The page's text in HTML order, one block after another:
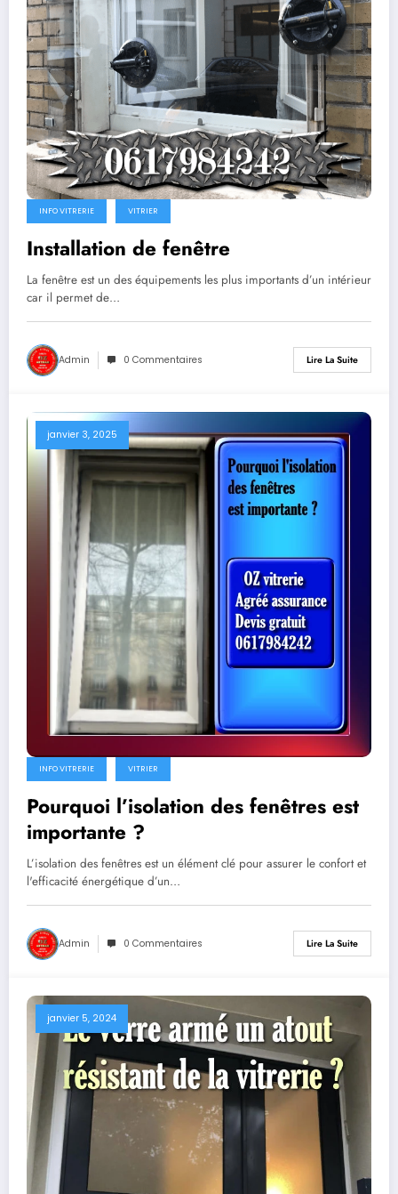
INFO VITRERIE VITRIER
Installation de fenêtre
La fenêtre est un des équipements les plus importants d’un intérieur
car il permet de…
Admin 0 Commentaires Lire La Suite
janvier 3, 2025
INFO VITRERIE VITRIER
Pourquoi l’isolation des fenêtres est
importante ?
L’isolation des fenêtres est un élément clé pour assurer le confort et
l'efficacité énergétique d’un…
Admin 0 Commentaires Lire La Suite
janvier 5, 2024